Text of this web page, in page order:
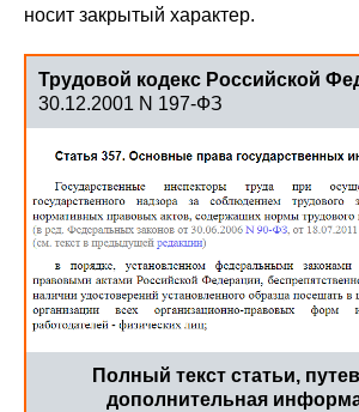
носит закрытый характер.
Трудовой кодекс Российской
30.12.2001 N 197-ФЗ
Полный текст статьи,
дополнительная